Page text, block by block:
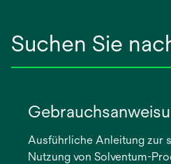
Suchen Sie
Ausführliche Anleitung zur
Nutzung von Solventum-